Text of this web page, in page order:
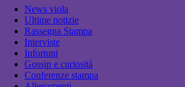
News viola
Ultime notizie
Rassegna Stampa
Interviste
Infortuni
Gossip e curiosità
Conferenze stampa